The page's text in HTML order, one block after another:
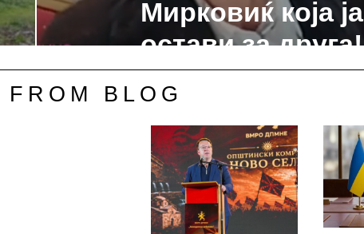
Мирковиќ која ја
остави за друга!
BLOG